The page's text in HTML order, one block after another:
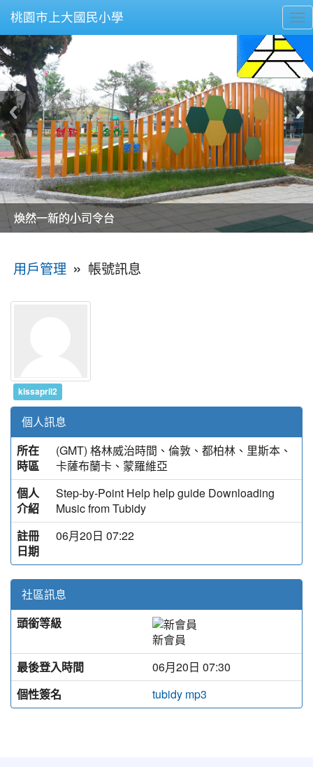
桃園市上大國民小學
美麗的操場是我們活力的來源
美麗的操場是我們活力的來源
煥然一新的小司令台
煥然一新的小司令台
富含桃園埤塘田園風光意象的中廊
富含桃園埤塘田園風光意象的中廊
嶄新的中庭廣場
嶄新的中庭廣場
水生池生生不息
水生池生生不息
用戶管理 » 帳號訊息
kissapril2
個人訊息
所在
時區
(GMT) 格林威治時間、倫敦、都柏林、里斯本、
卡薩布蘭卡、蒙羅維亞
個人
介紹
Step-by-Point Help help guide Downloading
Music from Tubidy
註冊
日期
06月20日 07:22
社區訊息
頭銜等級
新會員
最後登入時間
06月20日 07:30
個性簽名
tubidy mp3